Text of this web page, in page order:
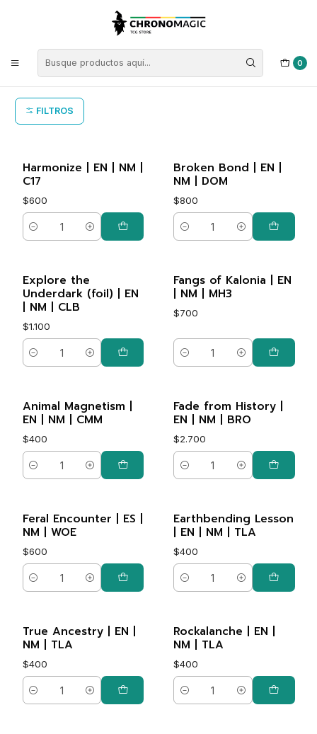
0
Singles de Magic: The Gathering
Conjuros Verdes
FILTROS
Harmonize | EN | NM |
C17
$600
Cantidad
Broken Bond | EN |
NM | DOM
$800
Cantidad
Explore the
Underdark (foil) | EN
| NM | CLB
$1.100
Cantidad
Fangs of Kalonia | EN
| NM | MH3
$700
Cantidad
Animal Magnetism |
EN | NM | CMM
$400
Cantidad
Fade from History |
EN | NM | BRO
$2.700
Cantidad
Feral Encounter | ES |
NM | WOE
$600
Cantidad
Earthbending Lesson
| EN | NM | TLA
$400
Cantidad
True Ancestry | EN |
NM | TLA
$400
Cantidad
Rockalanche | EN |
NM | TLA
$400
Cantidad